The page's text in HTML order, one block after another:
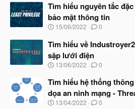
ầ
u
y
b
ắ
t
ầ
u
Tìm hiểu nguyên tắc
bảo mật thông tin
N
à
y
b
ắ
đ
ầ
u
15/06/2022 0
Tìm hiểu về
sập lưới điện
N
à
b
ắ
13/06/2022 0
Tìm hiểu hệ thống
dọa an ninh mạng -
N
13/04/2022 0